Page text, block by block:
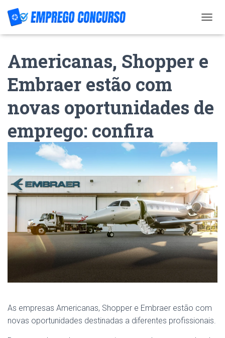
O
L
I
Americanas, Shopper e
Embraer estão com
novas oportunidades de
emprego: confira
As empresas Americanas, Shopper e Embraer estão com
novas oportunidades destinadas a diferentes profissionais.